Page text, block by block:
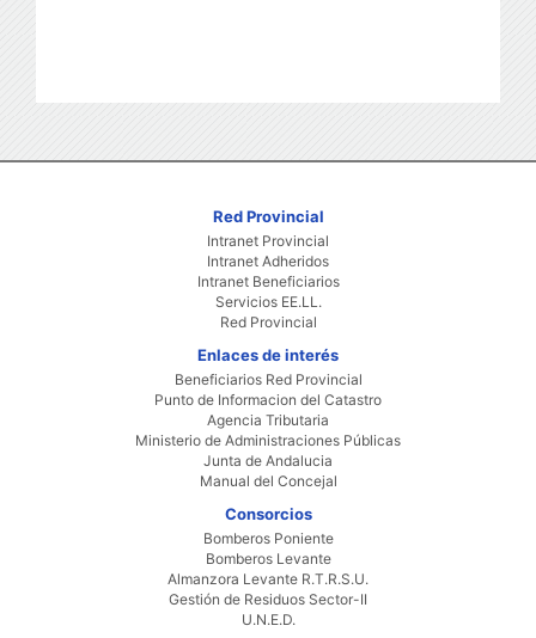
Red Provincial
Intranet Provincial
Intranet Adheridos
Intranet Beneficiarios
Servicios EE.LL.
Red Provincial
Enlaces de interés
Beneficiarios Red Provincial
Punto de Informacion del Catastro
Agencia Tributaria
Ministerio de Administraciones Públicas
Junta de Andalucia
Manual del Concejal
Consorcios
Bomberos Poniente
Bomberos Levante
Almanzora Levante R.T.R.S.U.
Gestión de Residuos Sector-II
U.N.E.D.